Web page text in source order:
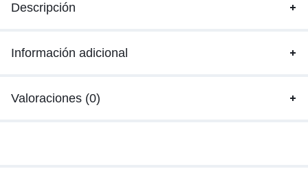
Descripción
Información adicional
Valoraciones (0)